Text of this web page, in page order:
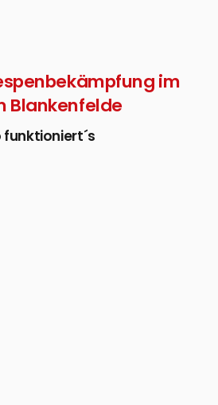
im
Blankenfelde
funktioniert´s